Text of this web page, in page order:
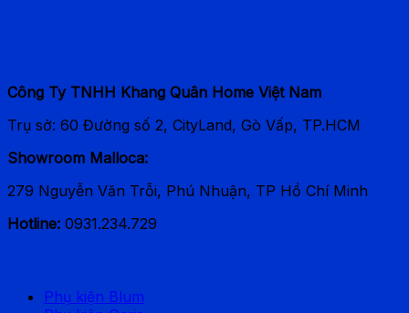
Công Ty TNHH Khang Quân Home Việt Nam
Trụ sở: 60 Đường số 2, CityLand, Gò Vấp, TP.HCM
Showroom Malloca:
279 Nguyễn Văn Trỗi, Phú Nhuận, TP Hồ Chí Minh
Hotline: 0931.234.729
Phụ kiện Blum